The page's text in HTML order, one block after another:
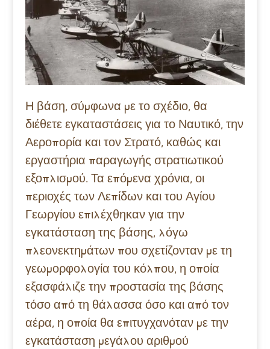
Η βάση, σύμφωνα με το σχέδιο, θα
διέθετε εγκαταστάσεις για το Ναυτικό, την
Αεροπορία και τον Στρατό, καθώς και
εργαστήρια παραγωγής στρατιωτικού
εξοπλισμού. Τα επόμενα χρόνια, οι
περιοχές των Λεπίδων και του Αγίου
Γεωργίου επιλέχθηκαν για την
εγκατάσταση της βάσης, λόγω
πλεονεκτημάτων που σχετίζονταν με τη
γεωμορφολογία του κόλπου, η οποία
εξασφάλιζε την προστασία της βάσης
τόσο από τη θάλασσα όσο και από τον
αέρα, η οποία θα επιτυγχανόταν με την
εγκατάσταση μεγάλου αριθμού